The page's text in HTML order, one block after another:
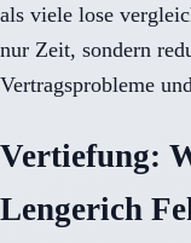
als viele lose
nur Zeit, sondern
Vertragsprobleme
Vertiefung:
Lengerich